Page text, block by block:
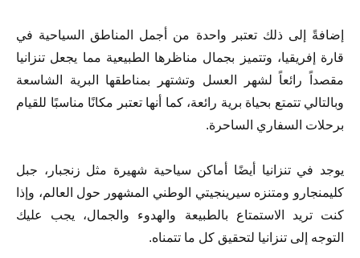
إضافةً إلى ذلك تعتبر واحدة من أجمل المناطق السياحية في
قارة إفريقيا، وتتميز بجمال مناظرها الطبيعية مما يجعل تنزانيا
مقصداً رائعاً لشهر العسل وتشتهر بمناطقها البرية الشاسعة
وبالتالي تتمتع بحياة برية رائعة، كما أنها تعتبر مكانًا مناسبًا للقيام
برحلات السفاري الساحرة.
يوجد في تنزانيا أيضًا أماكن سياحية شهيرة مثل زنجبار، جبل
كليمنجارو ومتنزه سيرينجيتي الوطني المشهور حول العالم، وإذا
كنت تريد الاستمتاع بالطبيعة والهدوء والجمال، يجب عليك
التوجه إلى تنزانيا لتحقيق كل ما تتمناه.